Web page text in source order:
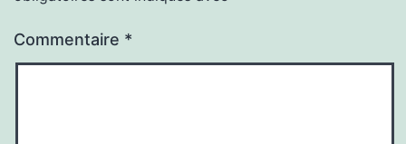
Commentaire *